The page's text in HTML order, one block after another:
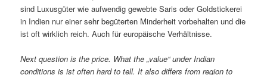
sind Luxusgüter wie aufwendig gewebte Saris oder Goldstickerei
in Indien nur einer sehr begüterten Minderheit vorbehalten und die
ist oft wirklich reich. Auch für europäische Verhältnisse.
Next question is the price. What the „value“ under Indian
conditions is ist often hard to tell. It also differs from region to